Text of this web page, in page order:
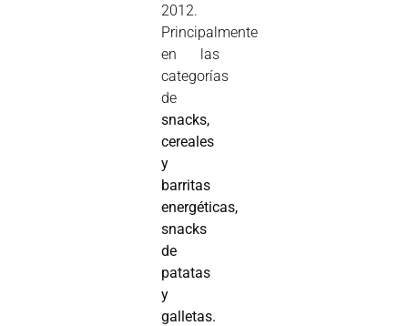
2012.
Principalmente
en las
categorías
de
snacks,
cereales
y
barritas
energéticas,
snacks
de
patatas
y
galletas.